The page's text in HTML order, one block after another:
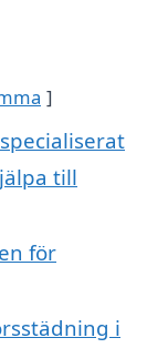
till
för
i